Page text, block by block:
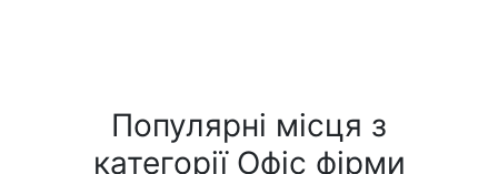
Популярні місця з
категорії Офіс фірми